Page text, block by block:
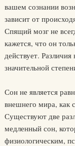
вашем сознании
зависит от
Спящий мозг не
кажется, что он
действует.
значительной
Сон не является
внешнего мира, как
Существуют две
медленный сон,
физиологическим,